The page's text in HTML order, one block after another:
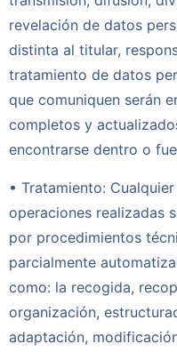
revelación de datos
distinta al titular,
tratamiento de datos
que comuniquen serán
completos y
encontrarse dentro o
• Tratamiento:
operaciones realizadas
por procedimientos
parcialmente
como: la recogida,
organización,
adaptación,